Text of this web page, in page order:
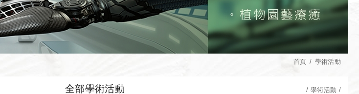
首頁 學術活動
全部學術活動 學術活動